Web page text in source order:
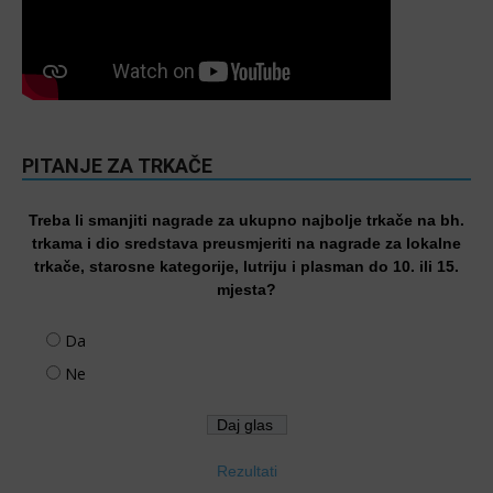
PITANJE ZA TRKAČE
Treba li smanjiti nagrade za ukupno najbolje trkače na bh.
trkama i dio sredstava preusmjeriti na nagrade za lokalne
trkače, starosne kategorije, lutriju i plasman do 10. ili 15.
mjesta?
Da
Ne
Rezultati